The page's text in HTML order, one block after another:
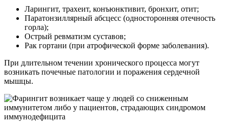
Ларингит, трахеит, конъюнктивит, бронхит, отит;
Паратонзиллярный абсцесс (односторонняя отечность
горла);
Острый ревматизм суставов;
Рак гортани (при атрофической форме заболевания).
При длительном течении хронического процесса могут
возникать почечные патологии и поражения сердечной
мышцы.